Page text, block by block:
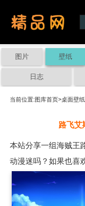
图片 壁纸
日志
当前位置:图库首页>桌面壁纸
路飞艾
本站分享一组海贼王
动漫迷吗？如果也喜